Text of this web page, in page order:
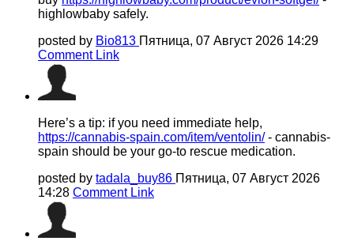
highlowbaby safely.
posted by Bio813 Пятница, 07 Август 2026 14:29
Comment Link
Here’s a tip: if you need immediate help,
https://cannabis-spain.com/item/ventolin/- cannabis-
spain should be your go-to rescue medication.
posted by tadala_buy86 Пятница, 07 Август 2026
14:28 Comment Link